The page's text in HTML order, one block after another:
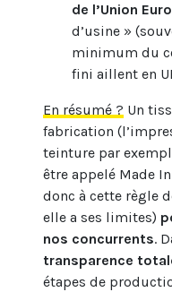
de l’Union
d’usine »
minimum du
fini aillent en
En résumé ? Un
fabrication
teinture par
être appelé Made
donc à cette règle
elle a ses limites)
nos concurrents.
transparence
étapes de